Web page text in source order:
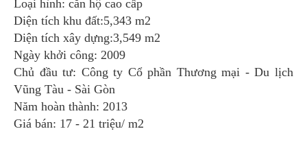
Loại hình: căn hộ cao cấp
Diện tích khu đất:5,343 m2
Diện tích xây dựng:3,549 m2
Ngày khởi công: 2009
Chủ đầu tư: Công ty Cổ phần Thương mại - Du lịch
Vũng Tàu - Sài Gòn
Năm hoàn thành: 2013
Giá bán: 17 - 21 triệu/ m2